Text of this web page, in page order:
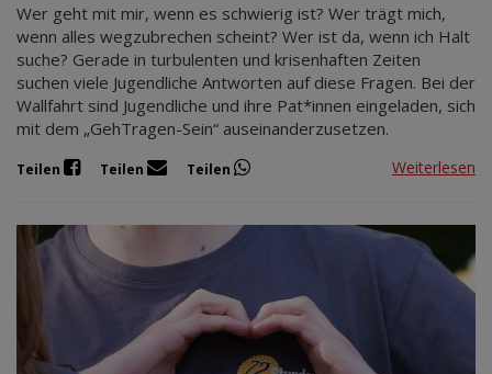
Wer geht mit mir, wenn es schwierig ist? Wer trägt mich,
wenn alles wegzubrechen scheint? Wer ist da, wenn ich Halt
suche? Gerade in turbulenten und krisenhaften Zeiten
suchen viele Jugendliche Antworten auf diese Fragen. Bei der
Wallfahrt sind Jugendliche und ihre Pat*innen eingeladen, sich
mit dem „GehTragen-Sein“ auseinanderzusetzen.
Teilen Teilen Teilen Weiterlesen